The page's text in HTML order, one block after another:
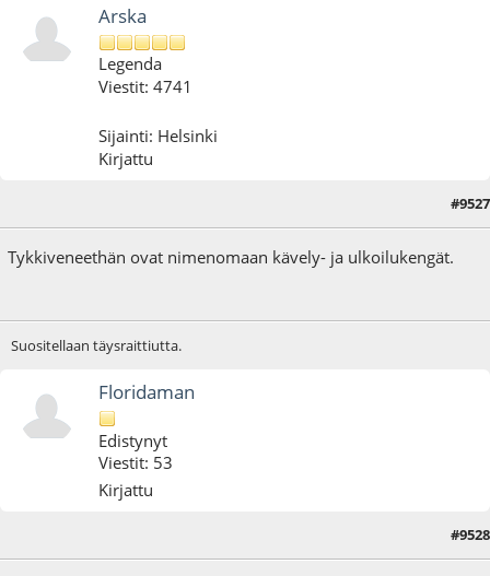
Arska
Legenda
Viestit: 4741
Sijainti: Helsinki
Kirjattu
#9527
Tykkiveneethän ovat nimenomaan kävely- ja ulkoilukengät.
Suositellaan täysraittiutta.
Floridaman
Edistynyt
Viestit: 53
Kirjattu
#9528